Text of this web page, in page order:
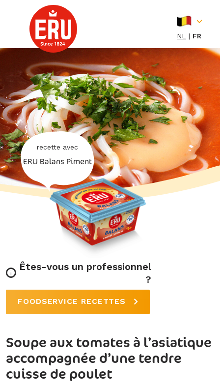
NL FR
recette avec
ERU Balans Piment
Êtes-vous un professionnel
?
FOODSERVICE RECETTES
Soupe aux tomates à l’asiatique
accompagnée d’une tendre
cuisse de poulet